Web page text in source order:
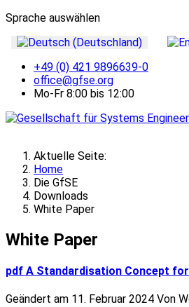
Sprache auswählen
+49 (0) 421 9896639-0
office@gfse.org
Mo-Fr 8:00 bis 12:00
Aktuelle Seite:
Home
Die GfSE
Downloads
White Paper
White Paper
pdf A Standardisation Concept
Geändert am 11. Februar 2024 Von